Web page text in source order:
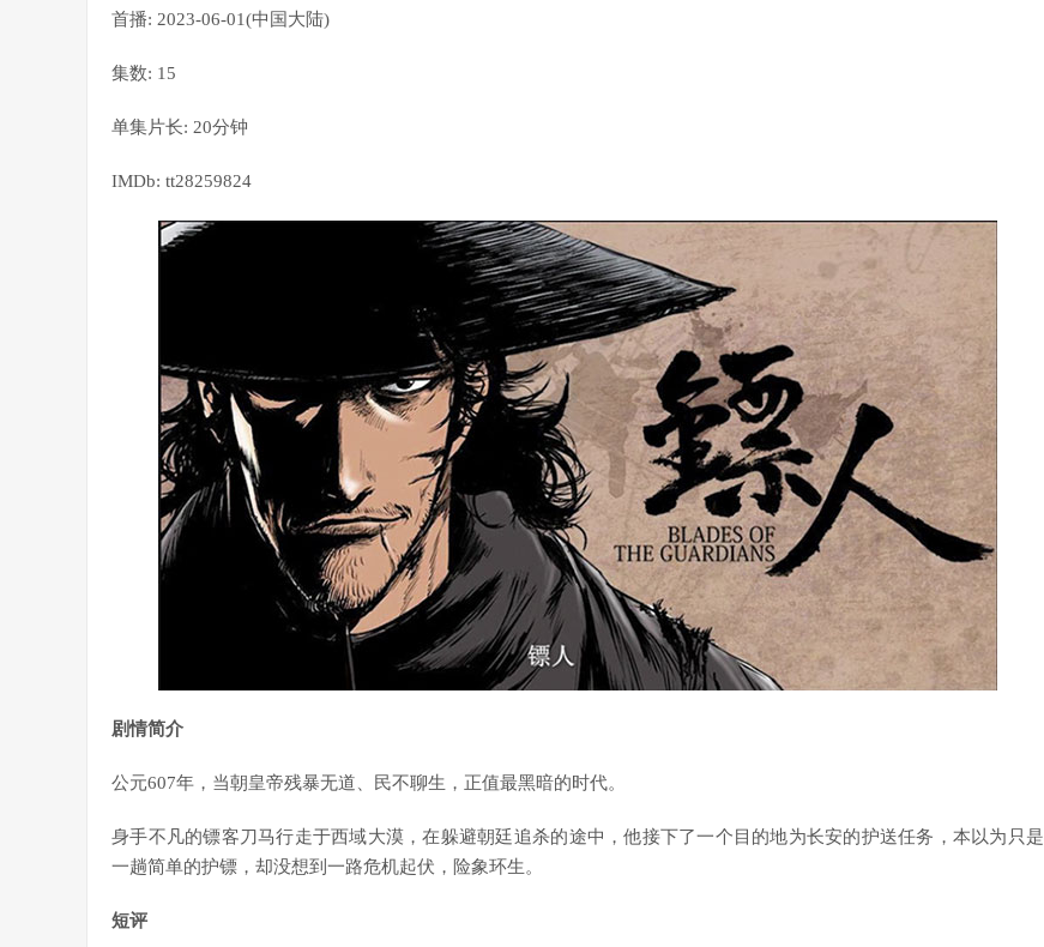
首播: 2023-06-01(中国大陆)
集数: 15
单集片长: 20分钟
IMDb: tt28259824
剧情简介
公元607年，当朝皇帝残暴无道、民不聊生，正值最黑暗的时代。
身手不凡的镖客刀马行走于西域大漠，在躲避朝廷追杀的途中，他接下了一个目的地为长安的护送任务，本以为只是
一趟简单的护镖，却没想到一路危机起伏，险象环生。
短评